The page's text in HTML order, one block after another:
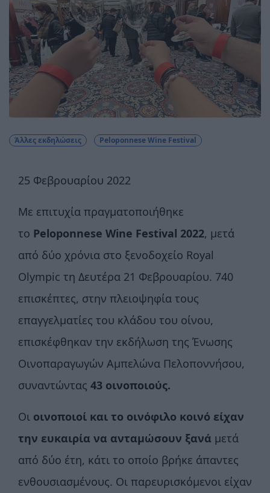
Άλλες εκδηλώσεις Peloponnese Wine Festival
25 Φεβρουαρίου 2022
Με επιτυχία πραγματοποιήθηκε
το Peloponnese Wine Festival 2022, μετά
από δύο χρόνια στο ξενοδοχείο Royal
Olympic τη Δευτέρα 21 Φεβρουαρίου. 740
επισκέπτες, στην πλειοψηφία τους
επαγγελματίες του κλάδου του οίνου,
επισκέφθηκαν την εκδήλωση της Ένωσης
Οινοπαραγωγών Αμπελώνα Πελοποννήσου,
συναντώντας 43 οινοποιούς.
Οι οινοποιοί και το οινόφιλο κοινό είχαν
την ευκαιρία να ανταμώσουν ξανά μετά
από δύο έτη, κάτι το οποίο βρήκε άπαντες
ενθουσιασμένους. Οι παρευρισκόμενοι είχαν